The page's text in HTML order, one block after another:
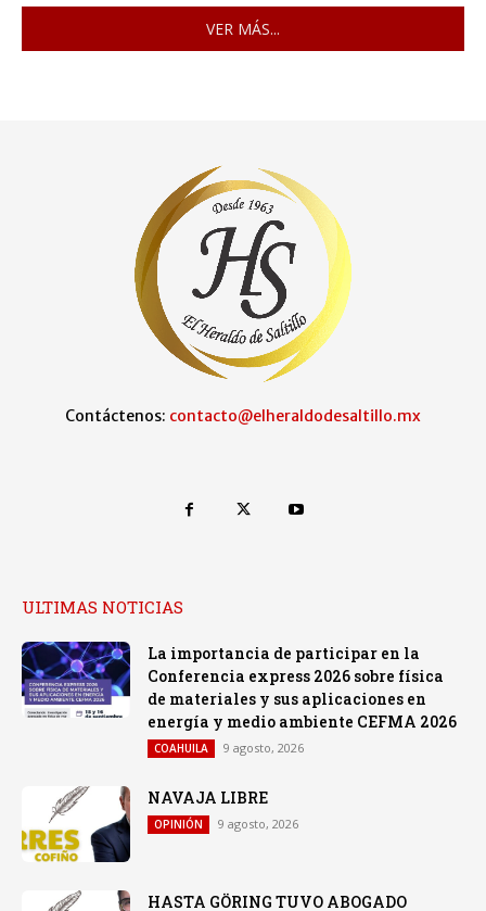
VER MÁS...
Contáctenos: contacto@elheraldodesaltillo.mx
ULTIMAS NOTICIAS
La importancia de participar en la
Conferencia express 2026 sobre física
de materiales y sus aplicaciones en
energía y medio ambiente CEFMA 2026
COAHUILA 9 agosto, 2026
NAVAJA LIBRE
OPINIÓN 9 agosto, 2026
HASTA GÖRING TUVO ABOGADO